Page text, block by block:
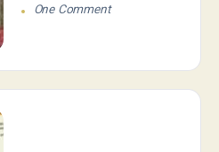
One Comment